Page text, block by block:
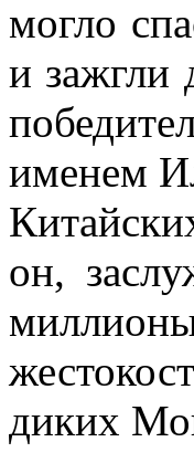
могло
и зажгли
именем
он,
диких